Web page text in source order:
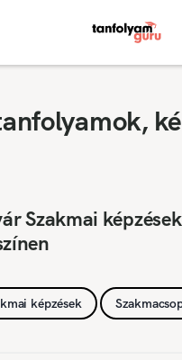
Szakmai
képzések